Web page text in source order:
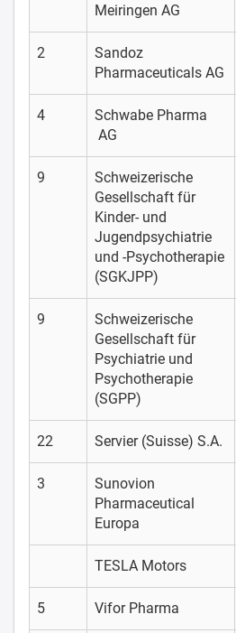
Meiringen AG
2
Sandoz
Pharmaceuticals AG
4
Schwabe Pharma
AG
9
Schweizerische
Gesellschaft für
Kinder- und
Jugendpsychiatrie
und -Psychotherapie
(SGKJPP)
9
Schweizerische
Gesellschaft für
Psychiatrie und
Psychotherapie
(SGPP)
22 Servier (Suisse) S.A.
3
Sunovion
Pharmaceutical
Europa
TESLA Motors
5 Vifor Pharma